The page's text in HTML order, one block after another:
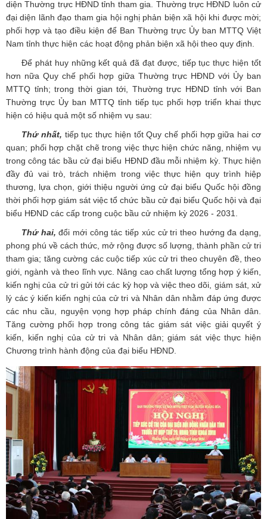
diện Thường trực HĐND tỉnh tham gia. Thường trực HĐND luôn cử
đại diện lãnh đạo tham gia hội nghị phản biện xã hội khi được mời;
phối hợp và tạo điều kiện để Ban Thường trực Ủy ban MTTQ Việt
Nam tỉnh thực hiện các hoạt động phản biện xã hội theo quy định.
Để phát huy những kết quả đã đạt được, tiếp tục thực hiện tốt
hơn nữa Quy chế phối hợp giữa Thường trực HĐND với Ủy ban
MTTQ tỉnh; trong thời gian tới, Thường trực HĐND tỉnh với Ban
Thường trực Ủy ban MTTQ tỉnh tiếp tục phối hợp triển khai thực
hiện có hiệu quả một số nhiệm vụ sau:
Thứ nhất, tiếp tục thực hiện tốt Quy chế phối hợp giữa hai cơ
quan; phối hợp chặt chẽ trong việc thực hiện chức năng, nhiệm vụ
trong công tác bầu cử đại biểu HĐND đầu mỗi nhiệm kỳ. Thực hiện
đầy đủ vai trò, trách nhiệm trong việc thực hiện quy trình hiệp
thương, lựa chọn, giới thiệu người ứng cử đại biểu Quốc hội đồng
thời phối hợp giám sát việc tổ chức bầu cử đại biểu Quốc hội và đại
biểu HĐND các cấp trong cuộc bầu cử nhiệm kỳ 2026 - 2031.
Thứ hai, đổi mới công tác tiếp xúc cử tri theo hướng đa dạng,
phong phú về cách thức, mở rộng được số lượng, thành phần cử tri
tham gia; tăng cường các cuộc tiếp xúc cử tri theo chuyên đề, theo
giới, ngành và theo lĩnh vực. Nâng cao chất lượng tổng hợp ý kiến,
kiến nghị của cử tri gửi tới các kỳ họp và việc theo dõi, giám sát, xử
lý các ý kiến kiến nghị của cử tri và Nhân dân nhằm đáp ứng được
các nhu cầu, nguyện vọng hợp pháp chính đáng của Nhân dân.
Tăng cường phối hợp trong công tác giám sát việc giải quyết ý
kiến, kiến nghị của cử tri và Nhân dân; giám sát việc thực hiện
Chương trình hành động của đại biểu HĐND.